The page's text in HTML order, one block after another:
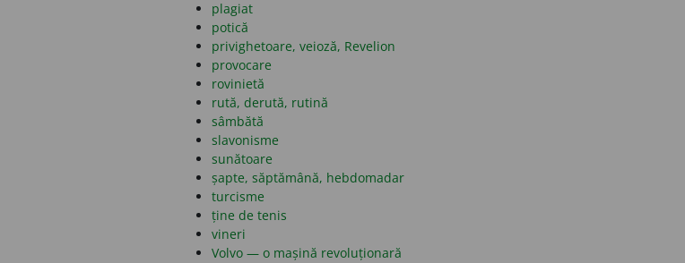
plagiat
potică
privighetoare, veioză, Revelion
provocare
rovinietă
rută, derută, rutină
sâmbătă
slavonisme
sunătoare
șapte, săptămână, hebdomadar
turcisme
ține de tenis
vineri
Volvo — o mașină revoluționară